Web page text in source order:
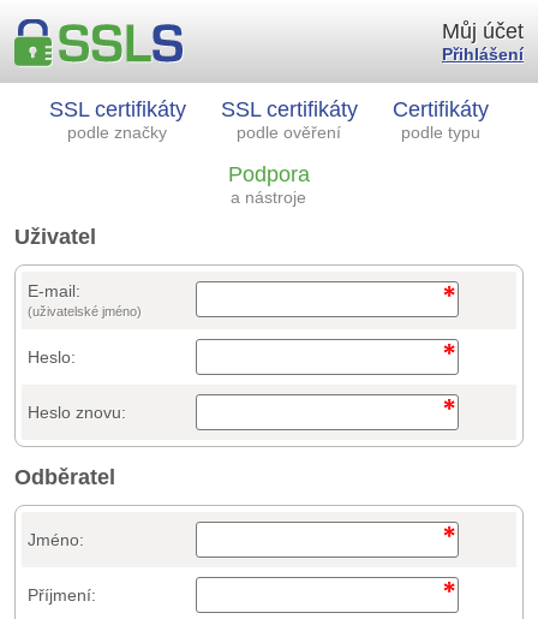
SSL certifikáty
podle značky
SSL certifikáty
podle ověření
Certifikáty
podle typu
Podpora
a nástroje
Můj účet
Přihlášení
Uživatel
E-mail:
(uživatelské jméno)
Heslo:
Heslo znovu:
Odběratel
Jméno:
Příjmení: